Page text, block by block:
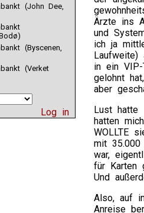
(John Dee,
(Byscenen,
(Verket
Log in
Ärzte ins
und
ich ja
Laufweite)
in ein VIP-
gelohnt
aber
Lust hatte
hatten
WOLLTE
mit
war,
für Karten
Und
Also, auf
Anreise